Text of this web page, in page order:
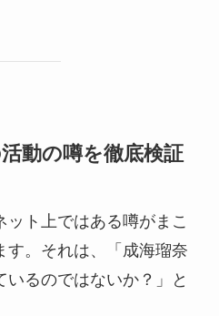
動の噂を徹底検証
ト上ではある噂がまこ
す。それは、「成海瑠奈
るのではないか？」と